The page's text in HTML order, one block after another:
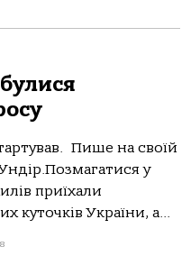
Пише на своїй
у
приїхали
куточків України, а...